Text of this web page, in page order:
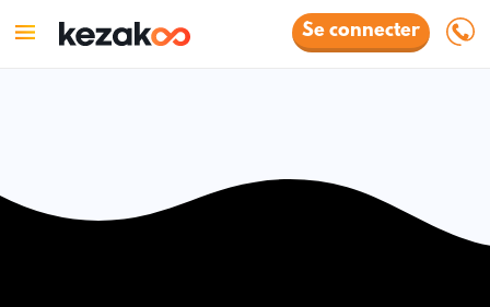
Se connecter